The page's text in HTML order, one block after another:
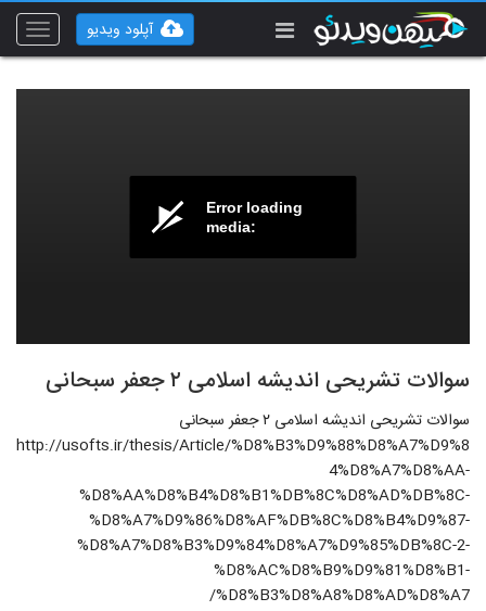
Toggle
آپلود ویدیو
Error loading
media:
سوالات تشریحی اندیشه اسلامی ۲ جعفر سبحانی
سوالات تشریحی اندیشه اسلامی ۲ جعفر سبحانی
http://usofts.ir/thesis/Article/%D8%B3%D9%88%D8%A7%D9%8
4%D8%A7%D8%AA-
%D8%AA%D8%B4%D8%B1%DB%8C%D8%AD%DB%8C-
%D8%A7%D9%86%D8%AF%DB%8C%D8%B4%D9%87-
%D8%A7%D8%B3%D9%84%D8%A7%D9%85%DB%8C-2-
%D8%AC%D8%B9%D9%81%D8%B1-
%D8%B3%D8%A8%D8%AD%D8%A7/